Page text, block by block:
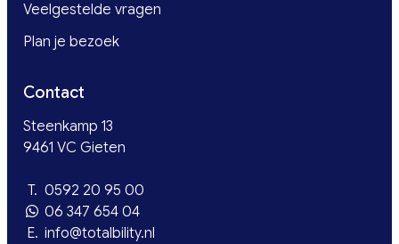
Veelgestelde vragen
Plan je bezoek
Contact
Steenkamp 13
9461 VC Gieten
T. 0592 20 95 00
06 347 654 04
E. info@totalbility.nl